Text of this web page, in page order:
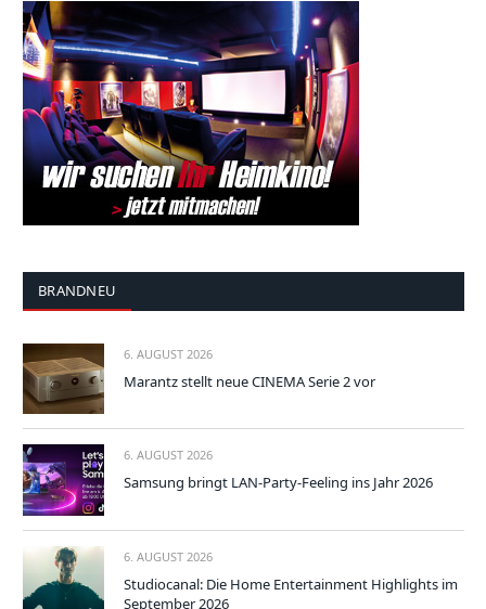
BRANDNEU
6. AUGUST 2026
Marantz stellt neue CINEMA Serie 2 vor
6. AUGUST 2026
Samsung bringt LAN-Party-Feeling ins Jahr 2026
6. AUGUST 2026
Studiocanal: Die Home Entertainment Highlights im
September 2026